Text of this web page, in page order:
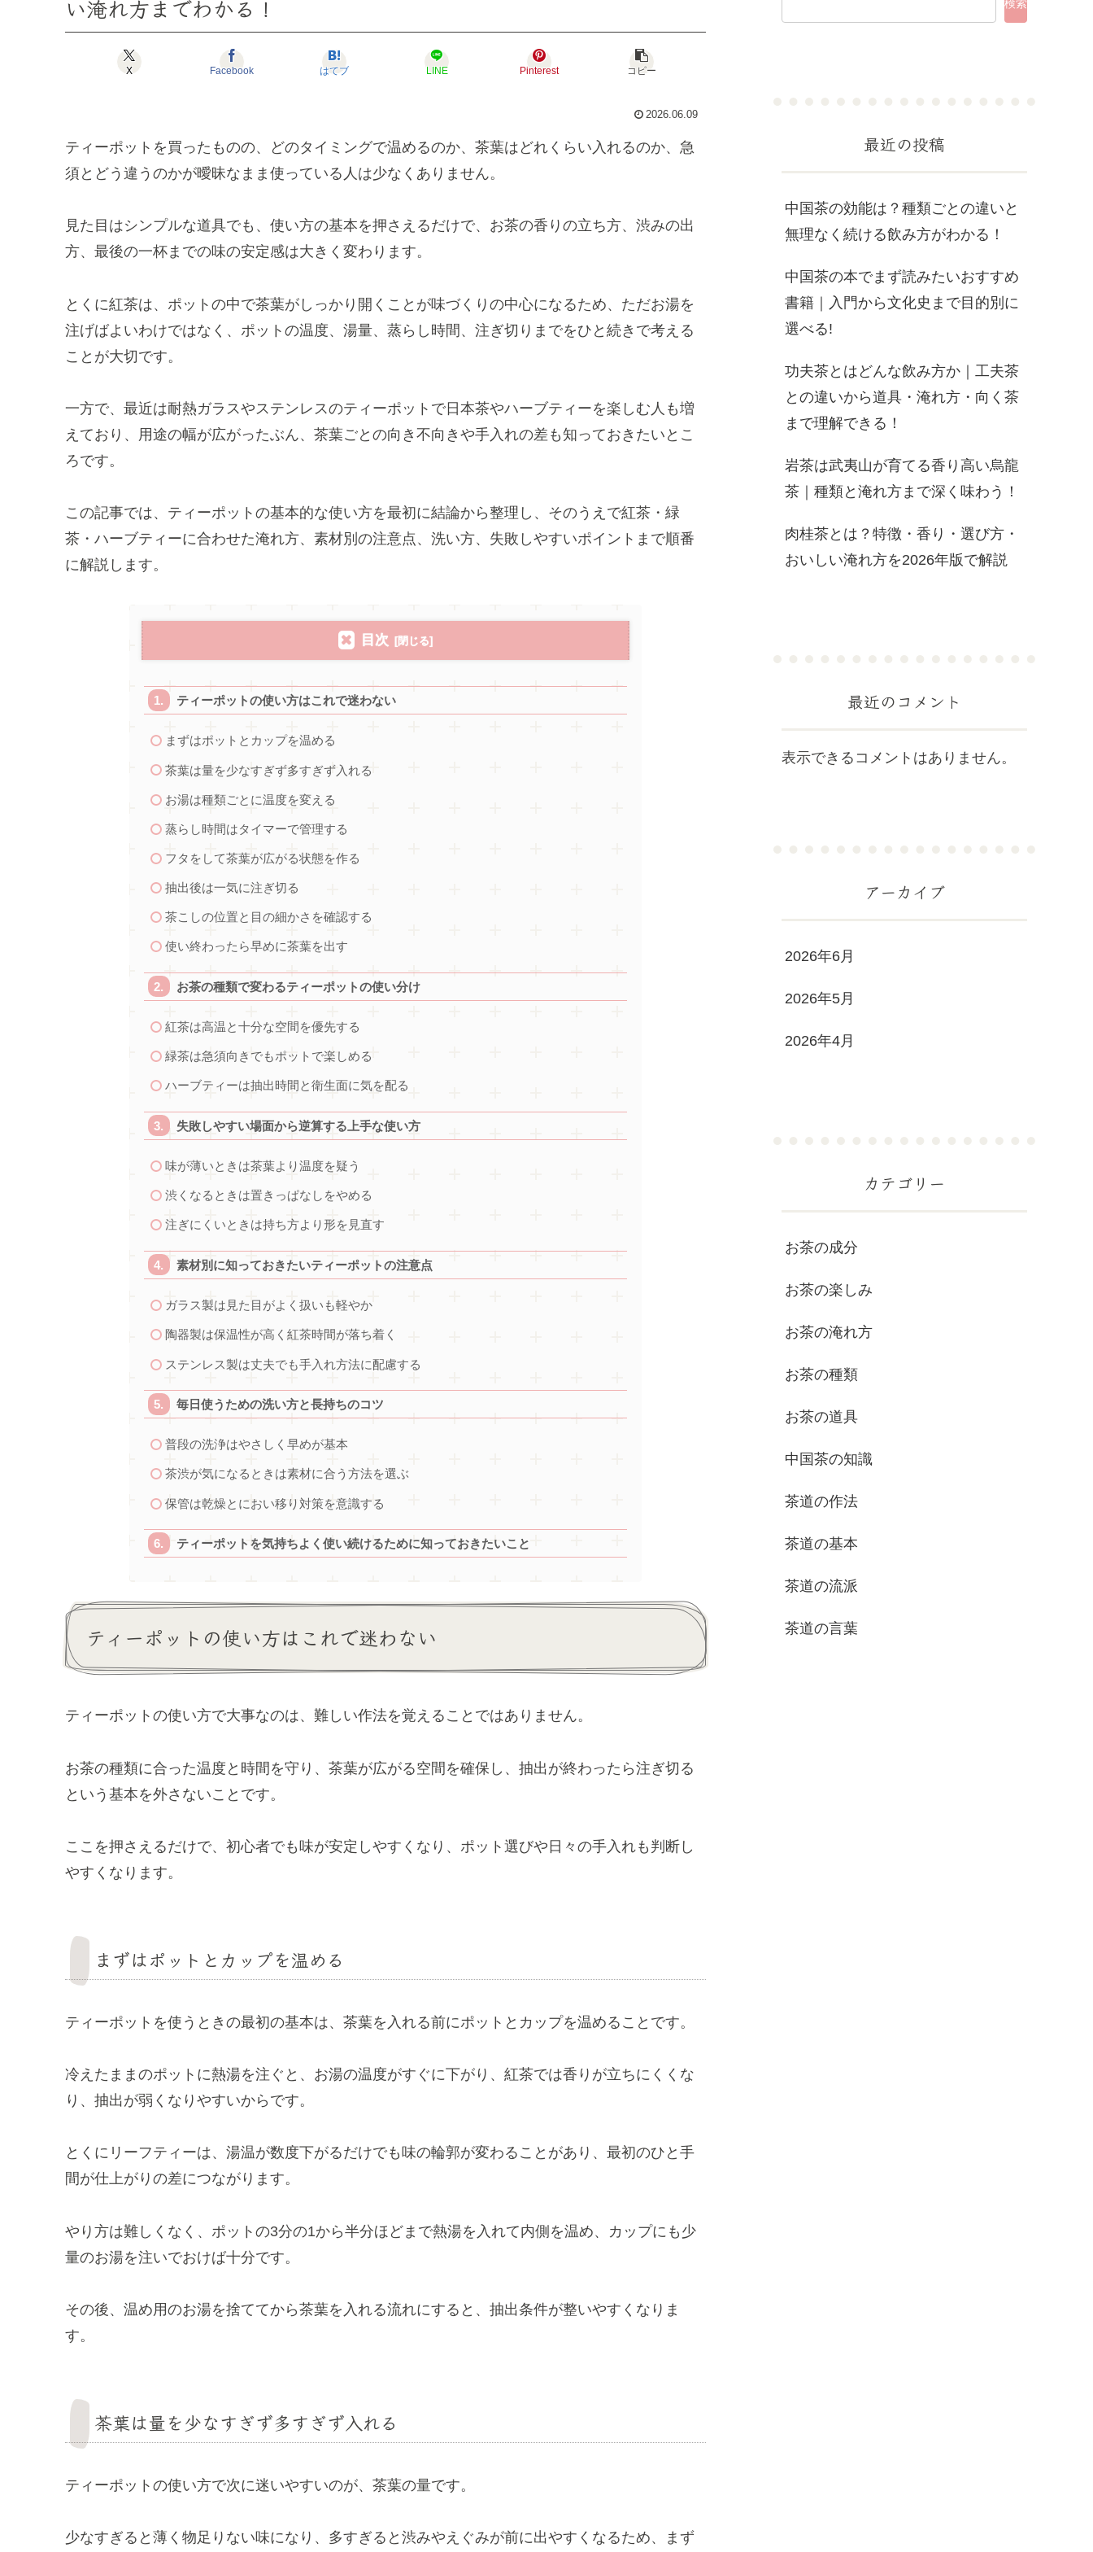
い淹れ方までわかる！
X Facebook はてブ LINE Pinterest コピー
2026.06.09
ティーポットを買ったものの、どのタイミングで温めるのか、茶葉はどれくらい入れるのか、急
須とどう違うのかが曖昧なまま使っている人は少なくありません。
見た目はシンプルな道具でも、使い方の基本を押さえるだけで、お茶の香りの立ち方、渋みの出
方、最後の一杯までの味の安定感は大きく変わります。
とくに紅茶は、ポットの中で茶葉がしっかり開くことが味づくりの中心になるため、ただお湯を
注げばよいわけではなく、ポットの温度、湯量、蒸らし時間、注ぎ切りまでをひと続きで考える
ことが大切です。
一方で、最近は耐熱ガラスやステンレスのティーポットで日本茶やハーブティーを楽しむ人も増
えており、用途の幅が広がったぶん、茶葉ごとの向き不向きや手入れの差も知っておきたいとこ
ろです。
この記事では、ティーポットの基本的な使い方を最初に結論から整理し、そのうえで紅茶・緑
茶・ハーブティーに合わせた淹れ方、素材別の注意点、洗い方、失敗しやすいポイントまで順番
に解説します。
目次
ティーポットの使い方はこれで迷わない
まずはポットとカップを温める
茶葉は量を少なすぎず多すぎず入れる
お湯は種類ごとに温度を変える
蒸らし時間はタイマーで管理する
フタをして茶葉が広がる状態を作る
抽出後は一気に注ぎ切る
茶こしの位置と目の細かさを確認する
使い終わったら早めに茶葉を出す
お茶の種類で変わるティーポットの使い分け
紅茶は高温と十分な空間を優先する
緑茶は急須向きでもポットで楽しめる
ハーブティーは抽出時間と衛生面に気を配る
失敗しやすい場面から逆算する上手な使い方
味が薄いときは茶葉より温度を疑う
渋くなるときは置きっぱなしをやめる
注ぎにくいときは持ち方より形を見直す
素材別に知っておきたいティーポットの注意点
ガラス製は見た目がよく扱いも軽やか
陶器製は保温性が高く紅茶時間が落ち着く
ステンレス製は丈夫でも手入れ方法に配慮する
毎日使うための洗い方と長持ちのコツ
普段の洗浄はやさしく早めが基本
茶渋が気になるときは素材に合う方法を選ぶ
保管は乾燥とにおい移り対策を意識する
ティーポットを気持ちよく使い続けるために知っておきたいこと
ティーポットの使い方はこれで迷わない
ティーポットの使い方で大事なのは、難しい作法を覚えることではありません。
お茶の種類に合った温度と時間を守り、茶葉が広がる空間を確保し、抽出が終わったら注ぎ切る
という基本を外さないことです。
ここを押さえるだけで、初心者でも味が安定しやすくなり、ポット選びや日々の手入れも判断し
やすくなります。
まずはポットとカップを温める
ティーポットを使うときの最初の基本は、茶葉を入れる前にポットとカップを温めることです。
冷えたままのポットに熱湯を注ぐと、お湯の温度がすぐに下がり、紅茶では香りが立ちにくくな
り、抽出が弱くなりやすいからです。
とくにリーフティーは、湯温が数度下がるだけでも味の輪郭が変わることがあり、最初のひと手
間が仕上がりの差につながります。
やり方は難しくなく、ポットの3分の1から半分ほどまで熱湯を入れて内側を温め、カップにも少
量のお湯を注いでおけば十分です。
その後、温め用のお湯を捨ててから茶葉を入れる流れにすると、抽出条件が整いやすくなりま
す。
茶葉は量を少なすぎず多すぎず入れる
ティーポットの使い方で次に迷いやすいのが、茶葉の量です。
少なすぎると薄く物足りない味になり、多すぎると渋みやえぐみが前に出やすくなるため、まず
検索
最近の投稿
中国茶の効能は？種類ごとの違いと
無理なく続ける飲み方がわかる！
中国茶の本でまず読みたいおすすめ
書籍｜入門から文化史まで目的別に
選べる!
功夫茶とはどんな飲み方か｜工夫茶
との違いから道具・淹れ方・向く茶
まで理解できる！
岩茶は武夷山が育てる香り高い烏龍
茶｜種類と淹れ方まで深く味わう！
肉桂茶とは？特徴・香り・選び方・
おいしい淹れ方を2026年版で解説
最近のコメント
表示できるコメントはありません。
アーカイブ
2026年6月
2026年5月
2026年4月
カテゴリー
お茶の成分
お茶の楽しみ
お茶の淹れ方
お茶の種類
お茶の道具
中国茶の知識
茶道の作法
茶道の基本
茶道の流派
茶道の言葉